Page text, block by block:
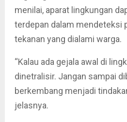
menilai, aparat lingkungan
terdepan dalam mendeteksi
tekanan yang dialami warga.
“Kalau ada gejala awal di
dinetralisir. Jangan sampai
berkembang menjadi
jelasnya.